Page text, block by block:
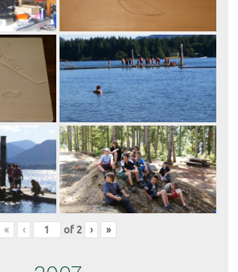
« ‹ of 2 › »